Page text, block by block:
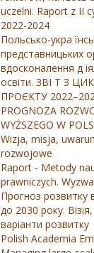
uczelni. Raport z II
2022-2024
Польсько-укра
представницьких
вдосконалення д
освіти. ЗВІ Т З
ПРОЄКТУ
PROGNOZA
WYŻSZEGO W
Wizja, misja,
rozwojowe
Raport - Metody
prawniczych.
Прогноз розвитку
до 2030 року.
варіанти розвитку
Polish Academia